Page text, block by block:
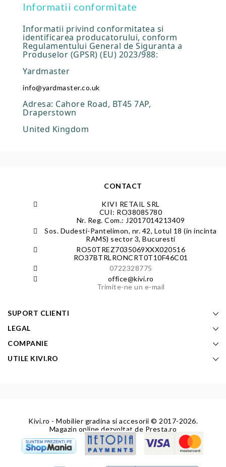
Informatii conformitate
Informatii privind conformitatea si
identificarea producatorului, conform
Regulamentului General de Siguranta a
Produselor (GPSR) (EU) 2023/988:
Yardmaster
info@yardmaster.co.uk
Adresa: Cahore Road, BT45 7AP,
Draperstown
United Kingdom
CONTACT
KIVI RETAIL SRL
CUI: RO38085780
Nr. Reg. Com.: J2017014213409
Sos. Dudesti-Pantelimon, nr. 42, Lotul 18 (in incinta
RAMS) sector 3, Bucuresti
RO50TREZ7035069XXX020516
RO37BTRLRONCRT0T10F46C01
0722328775
office@kivi.ro
Trimite-ne un e-mail
SUPORT CLIENTI
LEGAL
COMPANIE
UTILE KIVI.RO
Kivi.ro - Mobilier gradina si accesorii © 2017-2026.
Magazin online dezvoltat de Presta.ro